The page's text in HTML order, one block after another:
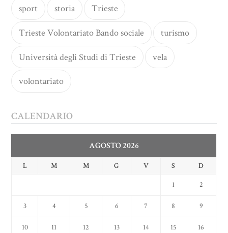
sport storia Trieste
Trieste Volontariato Bando sociale turismo
Università degli Studi di Trieste vela
volontariato
CALENDARIO
AGOSTO 2026
L M M G V S D
1 2
3 4 5 6 7 8 9
10 11 12 13 14 15 16